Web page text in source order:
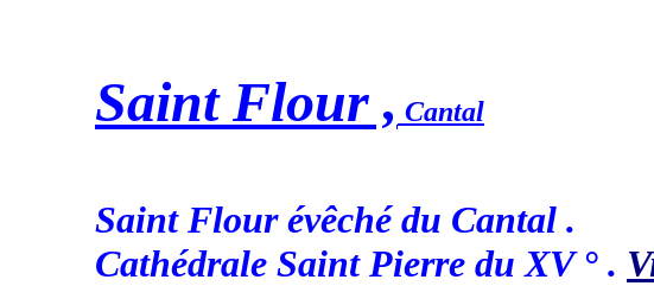
Saint Flour , Cantal
Saint Flour évêché du Cantal .
Cathédrale Saint Pierre du XV ° .